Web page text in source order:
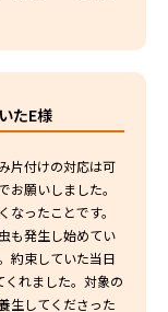
たE様
片付けの対応は可
願いしました。
ったことです。
も発生し始めてい
約束していた当日
れました。対象の
生してくださった